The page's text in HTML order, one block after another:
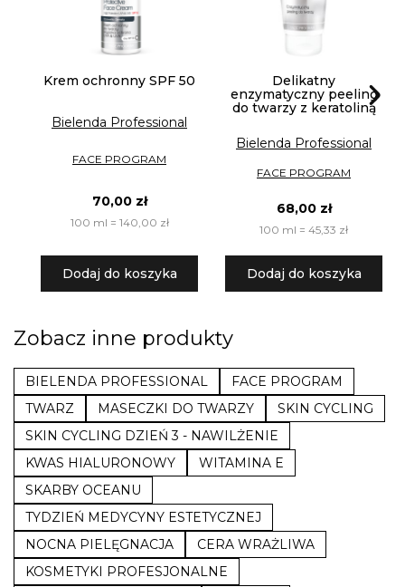
Krem ochronny SPF 50
Bielenda Professional
FACE PROGRAM
70,00 zł
100 ml = 140,00 zł
Dodaj do koszyka
Delikatny
enzymatyczny peeling
do twarzy z keratoliną
Bielenda Professional
FACE PROGRAM
68,00 zł
100 ml = 45,33 zł
Dodaj do koszyka
Zobacz inne produkty
BIELENDA PROFESSIONAL
FACE PROGRAM
TWARZ
MASECZKI DO TWARZY
SKIN CYCLING
SKIN CYCLING DZIEŃ 3 - NAWILŻENIE
KWAS HIALURONOWY
WITAMINA E
SKARBY OCEANU
TYDZIEŃ MEDYCYNY ESTETYCZNEJ
NOCNA PIELĘGNACJA
CERA WRAŻLIWA
KOSMETYKI PROFESJONALNE